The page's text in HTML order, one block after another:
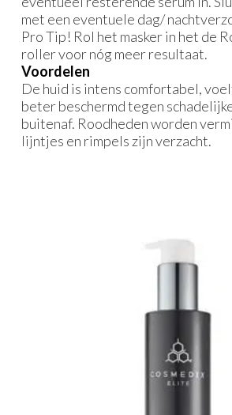
met een eventuele dag/
Pro Tip! Rol het masker in het de
roller voor nóg meer resultaat.
Voordelen
De huid is intens comfortabel,
beter beschermd tegen
buitenaf. Roodheden worden
lijntjes en rimpels zijn verzacht.